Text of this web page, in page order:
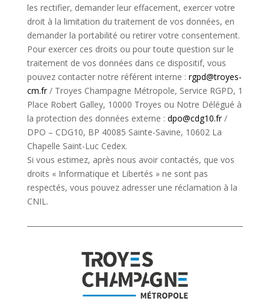
les rectifier, demander leur effacement, exercer votre
droit à la limitation du traitement de vos données, en
demander la portabilité ou retirer votre consentement.
Pour exercer ces droits ou pour toute question sur le
traitement de vos données dans ce dispositif, vous
pouvez contacter notre référent interne : rgpd@troyes-
cm.fr / Troyes Champagne Métropole, Service RGPD, 1
Place Robert Galley, 10000 Troyes ou Notre Délégué à
la protection des données externe : dpo@cdg10.fr /
DPO – CDG10, BP 40085 Sainte-Savine, 10602 La
Chapelle Saint-Luc Cedex.
Si vous estimez, après nous avoir contactés, que vos
droits « Informatique et Libertés » ne sont pas
respectés, vous pouvez adresser une réclamation à la
CNIL.